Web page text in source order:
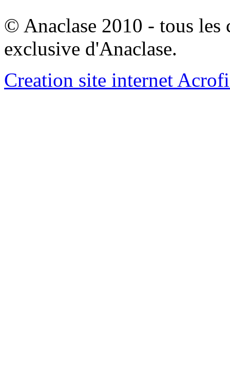
© Anaclase 2010 - tous les
exclusive d'Anaclase.
Creation site internet